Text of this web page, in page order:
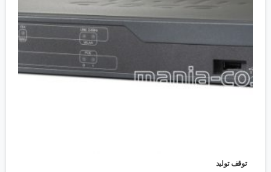
توقف تولید